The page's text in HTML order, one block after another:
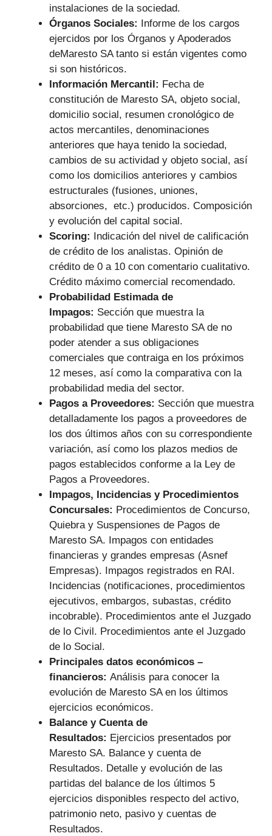
instalaciones de la sociedad.
Órganos Sociales: Informe de los cargos
ejercidos por los Órganos y Apoderados
deMaresto SA tanto si están vigentes como
si son históricos.
Información Mercantil: Fecha de
constitución de Maresto SA, objeto social,
domicilio social, resumen cronológico de
actos mercantiles, denominaciones
anteriores que haya tenido la sociedad,
cambios de su actividad y objeto social, así
como los domicilios anteriores y cambios
estructurales (fusiones, uniones,
absorciones, etc.) producidos. Composición
y evolución del capital social.
Scoring: Indicación del nivel de calificación
de crédito de los analistas. Opinión de
crédito de 0 a 10 con comentario cualitativo.
Crédito máximo comercial recomendado.
Probabilidad Estimada de
Impagos: Sección que muestra la
probabilidad que tiene Maresto SA de no
poder atender a sus obligaciones
comerciales que contraiga en los próximos
12 meses, así como la comparativa con la
probabilidad media del sector.
Pagos a Proveedores: Sección que muestra
detalladamente los pagos a proveedores de
los dos últimos años con su correspondiente
variación, así como los plazos medios de
pagos establecidos conforme a la Ley de
Pagos a Proveedores.
Impagos, Incidencias y Procedimientos
Concursales: Procedimientos de Concurso,
Quiebra y Suspensiones de Pagos de
Maresto SA. Impagos con entidades
financieras y grandes empresas (Asnef
Empresas). Impagos registrados en RAI.
Incidencias (notificaciones, procedimientos
ejecutivos, embargos, subastas, crédito
incobrable). Procedimientos ante el Juzgado
de lo Civil. Procedimientos ante el Juzgado
de lo Social.
Principales datos económicos –
financieros: Análisis para conocer la
evolución de Maresto SA en los últimos
ejercicios económicos.
Balance y Cuenta de
Resultados: Ejercicios presentados por
Maresto SA. Balance y cuenta de
Resultados. Detalle y evolución de las
partidas del balance de los últimos 5
ejercicios disponibles respecto del activo,
patrimonio neto, pasivo y cuentas de
Resultados.